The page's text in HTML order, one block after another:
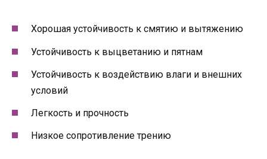
Хорошая устойчивость к смятию и вытяжению
Устойчивость к выцветанию и пятнам
Устойчивость к воздействию влаги и внешних
условий
Легкость и прочность
Низкое сопротивление трению